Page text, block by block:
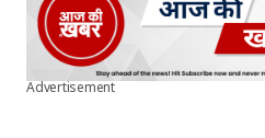
Advertisement